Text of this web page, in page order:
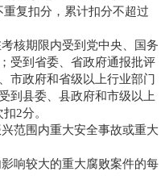
复扣分，累计扣分不超过
期限内受到党中央、国务
受到省委、省政府通报批评
市政府和省级以上行业部门
到县委、县政府和市级以上
2分。
围内重大安全事故或重大
响较大的重大腐败案件的每